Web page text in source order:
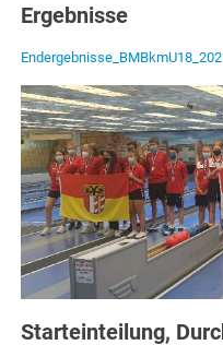
Ergebnisse
Starteinteilung,